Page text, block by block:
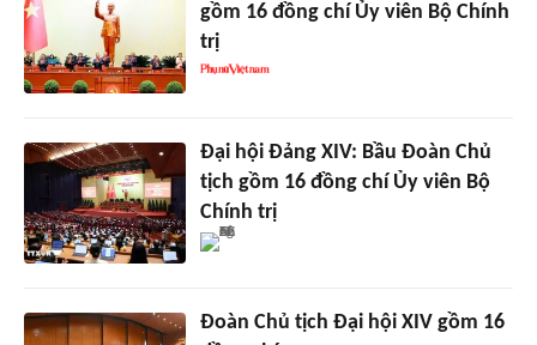
gồm 16 đồng chí Ủy viên Bộ Chính
trị
Đại hội Đảng XIV: Bầu Đoàn Chủ
tịch gồm 16 đồng chí Ủy viên Bộ
Chính trị
Đoàn Chủ tịch Đại hội XIV gồm 16